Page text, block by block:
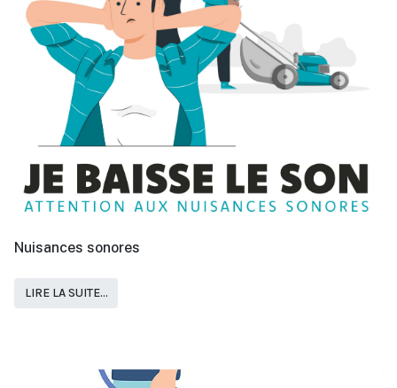
Nuisances sonores
LIRE LA SUITE...